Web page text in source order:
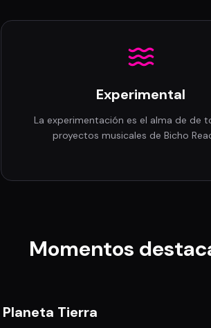
Experimental
La experimentación es el alma de de
proyectos musicales de Bicho
Momentos
Tierra